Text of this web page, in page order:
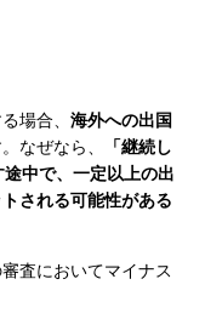
場合、 海外への出国
なぜなら、
「継続し
中で、一定以上の出
される可能性がある
査においてマイナス